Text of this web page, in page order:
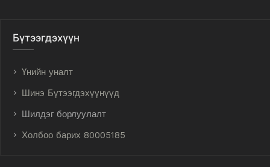
Бүтээгдэхүүн
Үнийн уналт
Шинэ Бүтээгдэхүүнүүд
Шилдэг борлуулалт
Холбоо барих 80005185